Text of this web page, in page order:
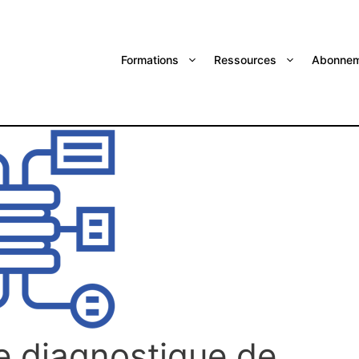
Formations Ressources